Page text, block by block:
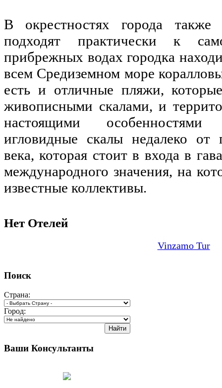
В окрестностях города
подходят практически к
прибрежных водах городка
всем Средиземном море
есть и отличные пляжи,
живописными скалами, и
настоящими
игловидные скалы недалеко от
века, которая стоит в входа в
международного значения, на
известные коллективы.
Нет Отелей
Vinzamo Tur
Поиск
Страна:
Город:
Ваши Консультанты